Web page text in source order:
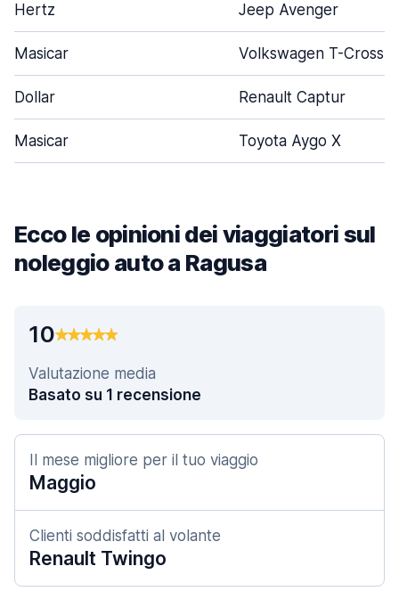
Hertz Jeep Avenger
Masicar Volkswagen T-Cross
Dollar Renault Captur
Masicar Toyota Aygo X
Ecco le opinioni dei viaggiatori sul
noleggio auto a Ragusa
10
Valutazione media
Basato su 1 recensione
Il mese migliore per il tuo viaggio
Maggio
Clienti soddisfatti al volante
Renault Twingo